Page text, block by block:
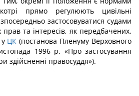
прямо регулюють цивільні
застосовуватися судами
прав та інтересів, як передбачених,
ЦК (постанова Пленуму Верховного
1996 р. «Про застосування
здійсненні правосуддя»).